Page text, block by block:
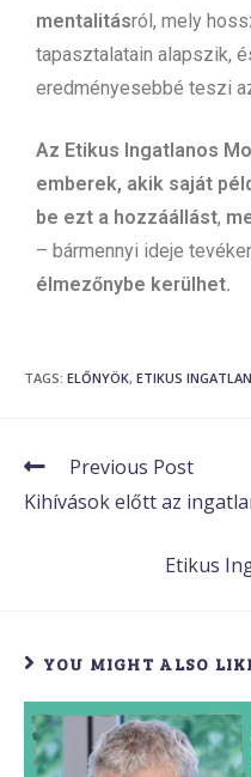
mentalitásról, mely
tapasztalatain alapszik,
eredményesebbé teszi
Az Etikus Ingatlanos
emberek, akik saját
be ezt a hozzáállást,
– bármennyi ideje
élmezőnybe kerülhet.
TAGS: ELŐNYÖK, ETIKUS
Previous Post
Kihívások előtt az
Etikus
YOU MIGHT ALSO